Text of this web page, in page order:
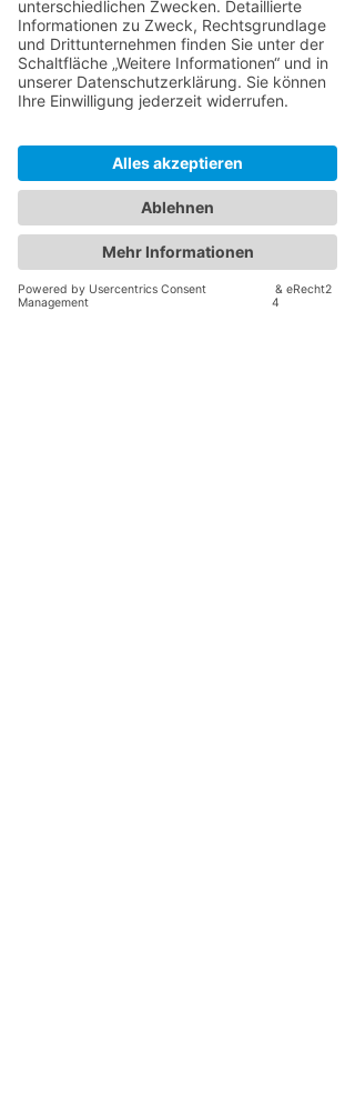
Probengewinnung
mittels Testkits
Mit den Medivere Testkits können Sie ganz leicht
können wir bequem verschiedene Parameter
überprüfen, die ich für Ihren Therapieplan
benötige. Welche das sind ist natürlich individuell
und das erfahren Sie von mir nach der
Bluttests empfehle ich in der Regel nicht, da das